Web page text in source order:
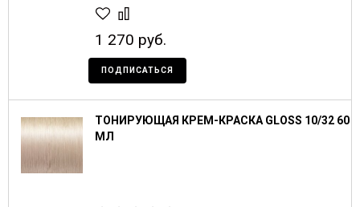
1 270 руб.
ПОДПИСАТЬСЯ
ТОНИРУЮЩАЯ КРЕМ-КРАСКА GLOSS 10/32 60
МЛ